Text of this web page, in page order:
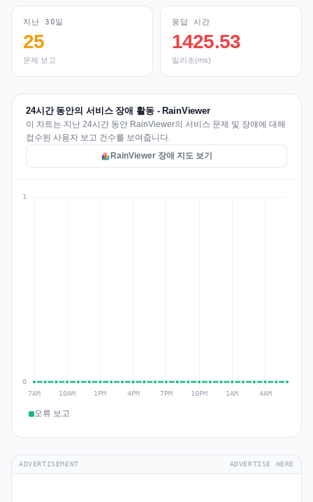
지난 30일
25
문제 보고
응답 시간
1425.53
밀리초(ms)
24시간 동안의 서비스 장애 활동 - RainViewer
이 차트는 지난 24시간 동안 RainViewer의 서비스 문제 및 장애에 대해
접수된 사용자 보고 건수를 보여줍니다.
RainViewer 장애 지도 보기
오류 보고
ADVERTISEMENT ADVERTISE HERE